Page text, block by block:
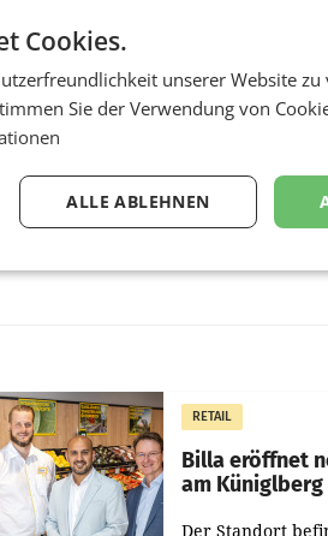
RETAIL
Billa eröffnet
am Küniglberg
Der Standort
Cookies.
unserer Website zu
Sie der Verwendung von
ALLE ABLEHNEN